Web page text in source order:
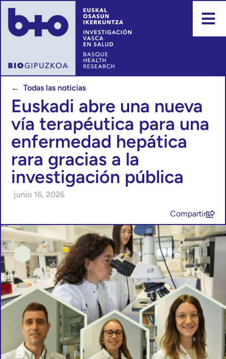
← Todas las noticias
Euskadi abre una nueva
vía terapéutica para una
enfermedad hepática
rara gracias a la
investigación pública
junio 16, 2026
Compartir